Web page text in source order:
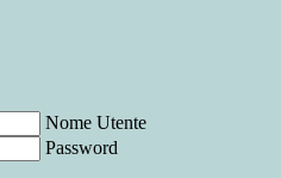
Nome Utente
Password